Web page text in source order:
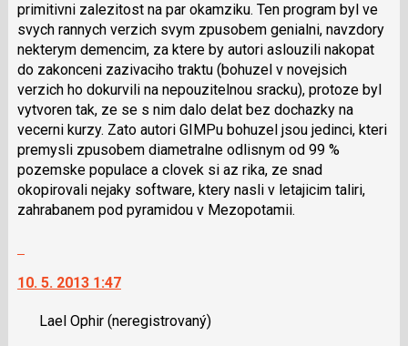
primitivni zalezitost na par okamziku. Ten program byl ve
svych rannych verzich svym zpusobem genialni, navzdory
nekterym demencim, za ktere by autori aslouzili nakopat
do zakonceni zazivaciho traktu (bohuzel v novejsich
verzich ho dokurvili na nepouzitelnou sracku), protoze byl
vytvoren tak, ze se s nim dalo delat bez dochazky na
vecerni kurzy. Zato autori GIMPu bohuzel jsou jedinci, kteri
premysli zpusobem diametralne odlisnym od 99 %
pozemske populace a clovek si az rika, ze snad
okopirovali nejaky software, ktery nasli v letajicim taliri,
zahrabanem pod pyramidou v Mezopotamii.
další
názor.
10. 5. 2013 1:47
Lael Ophir (neregistrovaný)